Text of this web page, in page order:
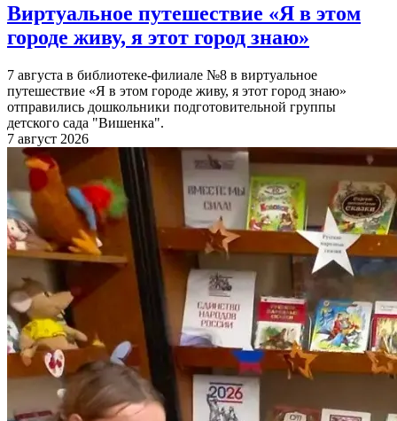
Виртуальное путешествие «Я в этом
городе живу, я этот город знаю»
7 августа в библиотеке-филиале №8 в виртуальное
путешествие «Я в этом городе живу, я этот город знаю»
отправились дошкольники подготовительной группы
детского сада "Вишенка".
7 август 2026